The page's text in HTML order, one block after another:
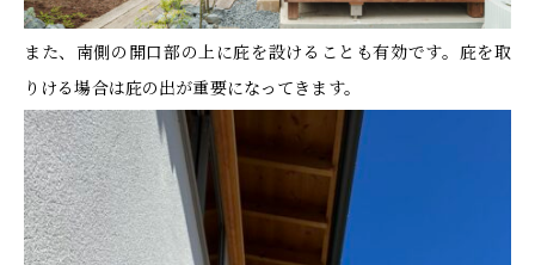
また、南側の開口部の上に庇を設けることも有効です。庇を取
りける場合は庇の出が重要になってきます。